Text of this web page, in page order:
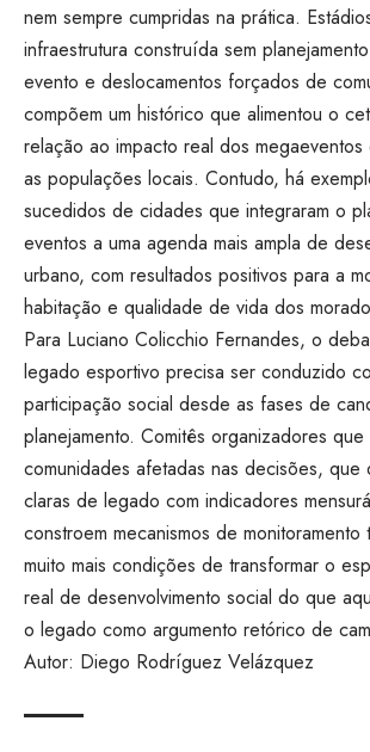
nem sempre cumpridas na prática.
infraestrutura construída sem
evento e deslocamentos forçados de
compõem um histórico que alimentou o
relação ao impacto real dos
as populações locais. Contudo, há
sucedidos de cidades que integraram o
eventos a uma agenda mais ampla de
urbano, com resultados positivos para a
habitação e qualidade de vida dos
Para Luciano Colicchio Fernandes, o
legado esportivo precisa ser conduzido
participação social desde as fases de
planejamento. Comitês organizadores que
comunidades afetadas nas decisões, que
claras de legado com indicadores
constroem mecanismos de monitoramento
muito mais condições de transformar o
real de desenvolvimento social do que
o legado como argumento retórico de
Autor: Diego Rodríguez Velázquez